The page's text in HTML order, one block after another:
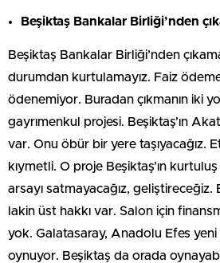
Beşiktaş Bankalar Birliği’nden
Beşiktaş Bankalar Birliği’nden
durumdan kurtulamayız. Faiz
ödenemiyor. Buradan çıkmanın iki
gayrımenkul projesi. Beşiktaş’ın
var. Onu öbür bir yere taşıyacağız.
kıymetli. O proje Beşiktaş’ın
arsayı satmayacağız, geliştireceğiz.
lakin üst hakkı var. Salon için
yok. Galatasaray, Anadolu Efes yeni
oynuyor. Beşiktaş da orada